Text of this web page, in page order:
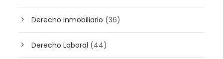
Derecho Inmobiliario (36)
Derecho Laboral (44)